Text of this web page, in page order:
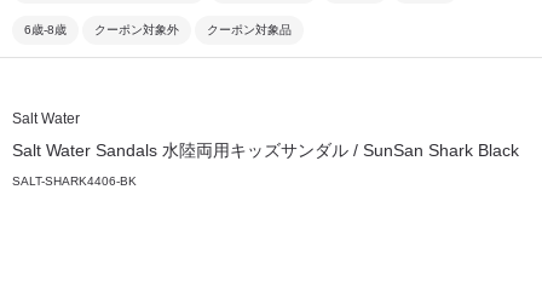
6歳-8歳 クーポン対象外 クーポン対象品
Salt Water
Salt Water Sandals 水陸両用キッズサンダル / SunSan Shark Black
SALT-SHARK4406-BK